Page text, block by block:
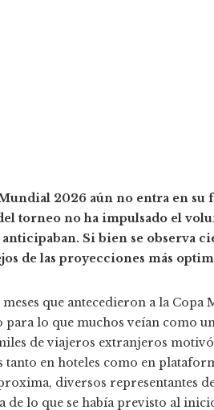
2026 aún no entra en su
torneo no ha impulsado el
Si bien se observa
de las proyecciones más
que antecedieron a la
lo que muchos veían como
de viajeros extranjeros
tanto en hoteles como en
diversos representantes
de lo que se había previsto al